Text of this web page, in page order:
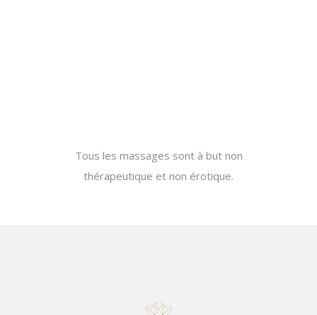
Tous les massages sont à but non
thérapeutique et non érotique.